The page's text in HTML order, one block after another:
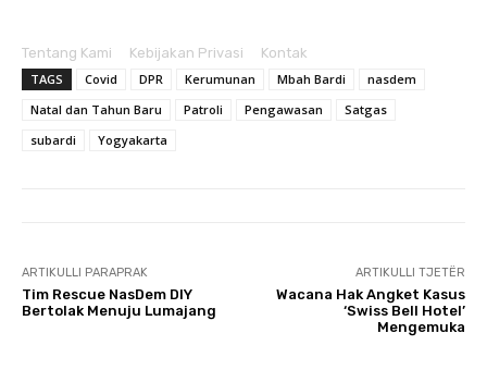
Tentang Kami Kebijakan Privasi
Kontak
TAGS
Covid DPR Kerumunan Mbah Bardi
nasdem
Natal dan Tahun Baru
Patroli Pengawasan
Satgas
subardi
Yogyakarta
ARTIKULLI PARAPRAK
Tim Rescue NasDem DIY
Bertolak Menuju Lumajang
ARTIKULLI TJETËR
Wacana Hak Angket Kasus
‘Swiss Bell Hotel’
Mengemuka